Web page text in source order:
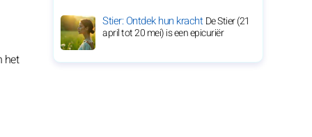
het
Stier: Ontdek hun krachtDe Stier (21
april tot 20 mei) is een epicuriër